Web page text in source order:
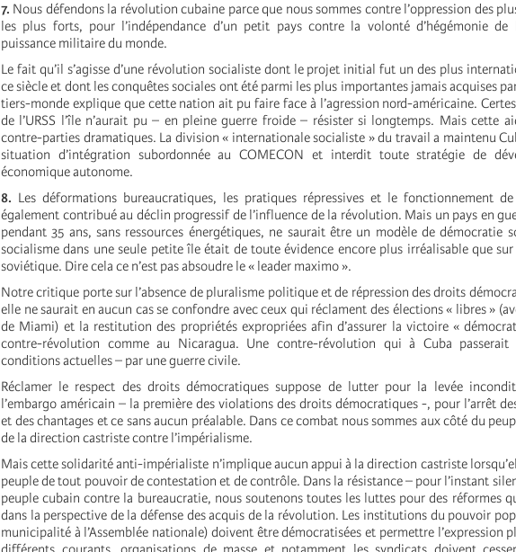
7. Nous défendons la révolution cubaine parce que nous sommes contre l’oppression des
les plus forts, pour l’indépendance d’un petit pays contre la volonté d’hégémonie de
puissance militaire du monde.
Le fait qu’il s’agisse d’une révolution socialiste dont le projet initial fut un des plus
ce siècle et dont les conquêtes sociales ont été parmi les plus importantes jamais acquises
tiers-monde explique que cette nation ait pu faire face à l’agression nord-américaine.
de l’URSS l’île n’aurait pu – en pleine guerre froide – résister si longtemps. Mais cette
contre-parties dramatiques. La division « internationale socialiste » du travail a maintenu
situation d’intégration subordonnée au COMECON et interdit toute stratégie de
économique autonome.
8. Les déformations bureaucratiques, les pratiques répressives et le fonctionnement
également contribué au déclin progressif de l’influence de la révolution. Mais un pays en
pendant 35 ans, sans ressources énergétiques, ne saurait être un modèle de démocratie
socialisme dans une seule petite île était de toute évidence encore plus irréalisable que
soviétique. Dire cela ce n’est pas absoudre le « leader maximo ».
Notre critique porte sur l’absence de pluralisme politique et de répression des droits
elle ne saurait en aucun cas se confondre avec ceux qui réclament des élections « libres »
de Miami) et la restitution des propriétés expropriées afin d’assurer la victoire «
contre-révolution comme au Nicaragua. Une contre-révolution qui à Cuba
conditions actuelles – par une guerre civile.
Réclamer le respect des droits démocratiques suppose de lutter pour la levée
l’embargo américain – la première des violations des droits démocratiques -, pour l’arrêt
et des chantages et ce sans aucun préalable. Dans ce combat nous sommes aux côté du
de la direction castriste contre l’impérialisme.
Mais cette solidarité anti-impérialiste n’implique aucun appui à la direction castriste
peuple de tout pouvoir de contestation et de contrôle. Dans la résistance – pour l’instant
peuple cubain contre la bureaucratie, nous soutenons toutes les luttes pour des réformes
dans la perspective de la défense des acquis de la révolution. Les institutions du pouvoir
municipalité à l’Assemblée nationale) doivent être démocratisées et permettre l’expression